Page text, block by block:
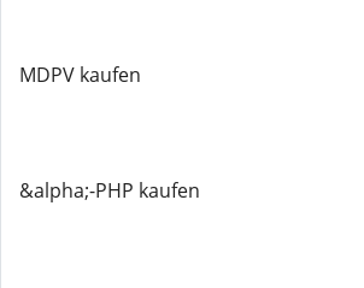
MDPV kaufen
&alpha;-PHP kaufen